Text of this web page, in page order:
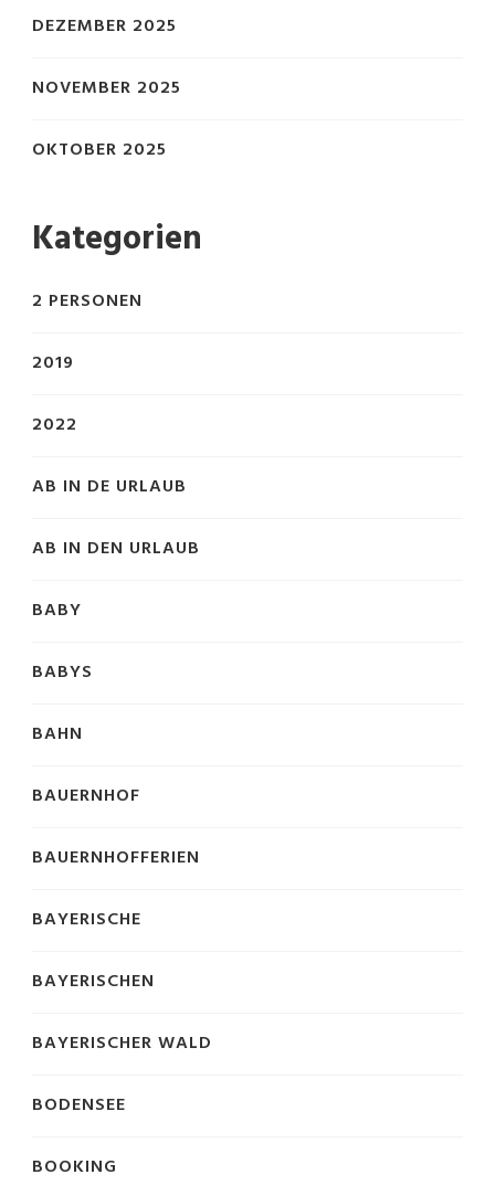
DEZEMBER 2025
NOVEMBER 2025
OKTOBER 2025
Kategorien
2 PERSONEN
2019
2022
AB IN DE URLAUB
AB IN DEN URLAUB
BABY
BABYS
BAHN
BAUERNHOF
BAUERNHOFFERIEN
BAYERISCHE
BAYERISCHEN
BAYERISCHER WALD
BODENSEE
BOOKING